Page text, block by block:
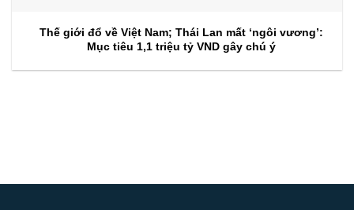
Thế giới đổ về Việt Nam; Thái Lan mất ‘ngôi vương’:
Mục tiêu 1,1 triệu tỷ VND gây chú ý